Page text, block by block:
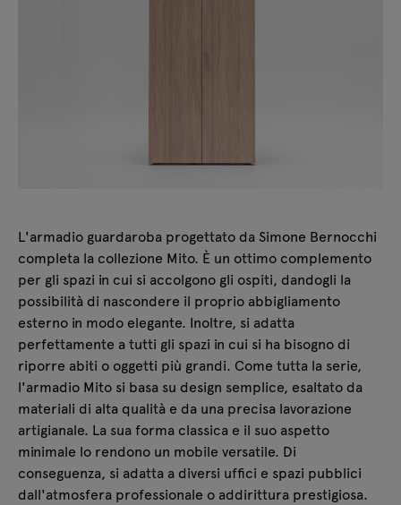
L'armadio guardaroba progettato da Simone Bernocchi
completa la collezione Mito. È un ottimo complemento
per gli spazi in cui si accolgono gli ospiti, dandogli la
possibilità di nascondere il proprio abbigliamento
esterno in modo elegante. Inoltre, si adatta
perfettamente a tutti gli spazi in cui si ha bisogno di
riporre abiti o oggetti più grandi. Come tutta la serie,
l'armadio Mito si basa su design semplice, esaltato da
materiali di alta qualità e da una precisa lavorazione
artigianale. La sua forma classica e il suo aspetto
minimale lo rendono un mobile versatile. Di
conseguenza, si adatta a diversi uffici e spazi pubblici
dall'atmosfera professionale o addirittura prestigiosa.